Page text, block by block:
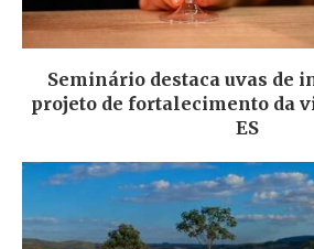
Seminário destaca uvas de
projeto de fortalecimento da
ES